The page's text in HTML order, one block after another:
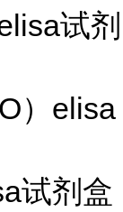
试剂
）elisa
试剂盒